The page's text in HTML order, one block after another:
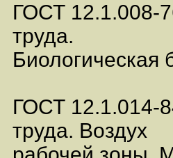
ГОСТ 12.1.008-
труда.
Биологическая
ГОСТ 12.1.014-
труда. Воздух